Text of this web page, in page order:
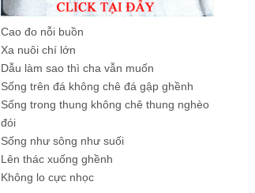
Cao đo nỗi buồn
Xa nuôi chí lớn
Dẫu làm sao thì cha vẫn muốn
Sống trên đá không chê đá gập ghềnh
Sống trong thung không chê thung nghèo
đói
Sống như sông như suối
Lên thác xuống ghềnh
Không lo cực nhọc